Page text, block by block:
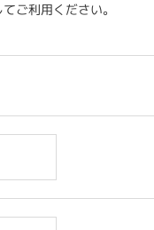
ご利用ください。